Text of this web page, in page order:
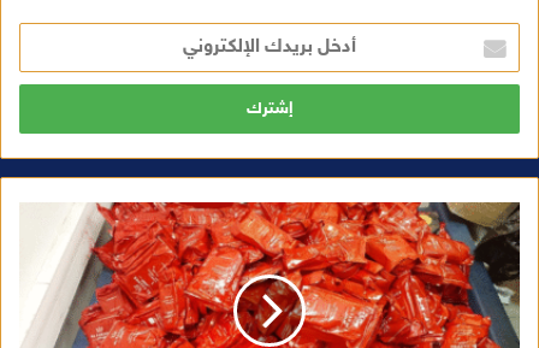
أ
خ
ل
ر
ا
ل
إ
ل
ك
ت
ر
و